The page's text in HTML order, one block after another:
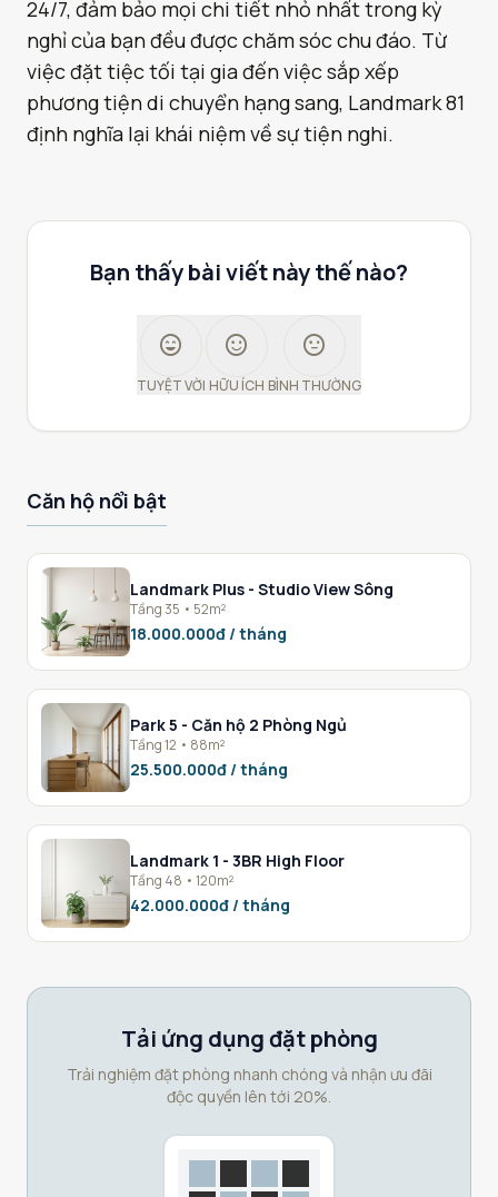
24/7, đảm bảo mọi chi tiết nhỏ nhất trong kỳ
nghỉ của bạn đều được chăm sóc chu đáo. Từ
việc đặt tiệc tối tại gia đến việc sắp xếp
phương tiện di chuyển hạng sang, Landmark 81
định nghĩa lại khái niệm về sự tiện nghi.
Bạn thấy bài viết này thế nào?
sentiment_very_satisfied
TUYỆT VỜI
sentiment_satisfied
HỮU ÍCH
sentiment_neutral
BÌNH THƯỜNG
Căn hộ nổi bật
Landmark Plus - Studio View Sông
Tầng 35 • 52m²
18.000.000đ / tháng
Park 5 - Căn hộ 2 Phòng Ngủ
Tầng 12 • 88m²
25.500.000đ / tháng
Landmark 1 - 3BR High Floor
Tầng 48 • 120m²
42.000.000đ / tháng
Tải ứng dụng đặt phòng
Trải nghiệm đặt phòng nhanh chóng và nhận ưu đãi
độc quyền lên tới 20%.